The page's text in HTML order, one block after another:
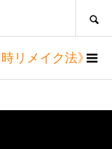
リメイク法》